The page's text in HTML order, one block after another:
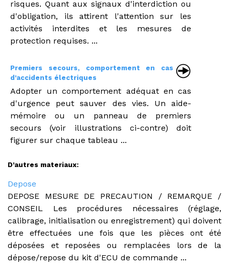
risques. Quant aux signaux d'interdiction ou
d'obligation, ils attirent l'attention sur les
activités interdites et les mesures de
protection requises. ...
Premiers secours, comportement en cas
d'accidents électriques
Adopter un comportement adéquat en cas
d'urgence peut sauver des vies. Un aide-
mémoire ou un panneau de premiers
secours (voir illustrations ci-contre) doit
figurer sur chaque tableau ...
D'autres materiaux:
Depose
DEPOSE MESURE DE PRECAUTION / REMARQUE /
CONSEIL Les procédures nécessaires (réglage,
calibrage, initialisation ou enregistrement) qui doivent
être effectuées une fois que les pièces ont été
déposées et reposées ou remplacées lors de la
dépose/repose du kit d'ECU de commande ...